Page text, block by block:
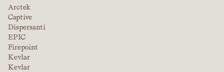
Arctek
Captive
Dispersanti
EPIC
Firepoint
Kevlar
Kevlar